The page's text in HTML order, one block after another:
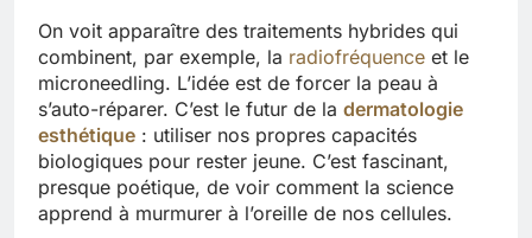
On voit apparaître des traitements hybrides qui
combinent, par exemple, la radiofréquence et le
microneedling. L’idée est de forcer la peau à
s’auto-réparer. C’est le futur de la dermatologie
esthétique : utiliser nos propres capacités
biologiques pour rester jeune. C’est fascinant,
presque poétique, de voir comment la science
apprend à murmurer à l’oreille de nos cellules.